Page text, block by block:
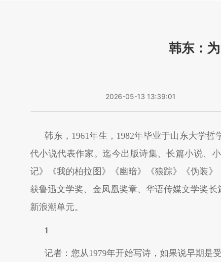
韩东：
2026-05-13 13:39:01
韩东，1961年生，1982年毕业于山东大学
代小说代表作家。迄今出版诗集、长篇小说、
记》《我的柏拉图》《幽暗》《狼踪》《伪装
获鲁迅文学奖、金凤凰奖章、华语传媒文学奖
新浪潮单元。
1
记者：您从1979年开始写诗，如果说早期是